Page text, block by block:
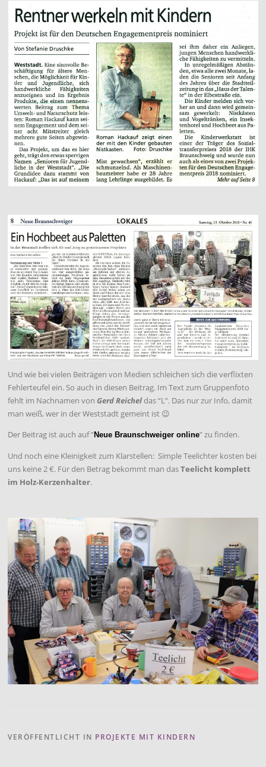
Und wie bei vielen Beiträgen von Medien schleichen sich die verflixten
Fehlerteufel ein. So auch in diesen Beitrag. Im Text zum Gruppenfoto
fehlt im Nachnamen von Gerd Reicheldas “L”. Das nur zur Info, damit
man weiß, wer in der Weststadt gemeint ist 😉
Der Beitrag ist auch auf “Neue Braunschweiger online” zu finden.
Und noch eine Kleinigkeit zum Klarstellen: Simple Teelichter kosten bei
uns keine 2 €. Für den Betrag bekommt man dasTeelicht komplett
im Holz-Kerzenhalter.
VERÖFFENTLICHT IN PROJEKTE MIT KINDERN